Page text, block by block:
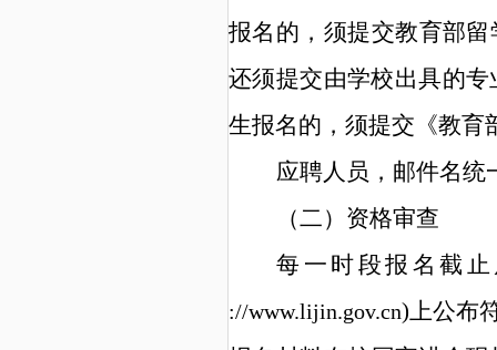
报名的，须提交教育部
还须提交由学校出具的
生报名的，须提交《教育
应聘人员 ， 邮件名统
（二） 资格审查
每一时段报名截
://www.lijin.gov.cn)上公布